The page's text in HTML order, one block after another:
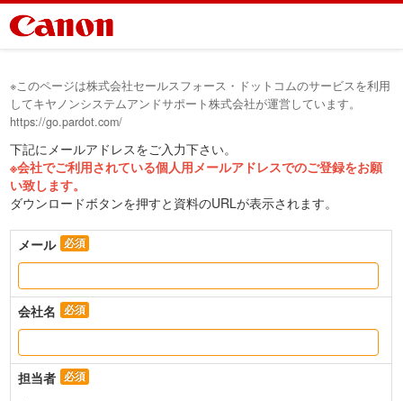
※このページは株式会社セールスフォース・ドットコムのサービスを利用
してキヤノンシステムアンドサポート株式会社が運営しています。
https://go.pardot.com/
下記にメールアドレスをご入力下さい。
※会社でご利用されている個人用メールアドレスでのご登録をお願
い致します。
ダウンロードボタンを押すと資料のURLが表示されます。
メール
会社名
担当者